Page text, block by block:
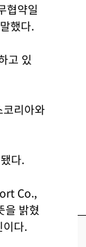
협약일
했다.
고 있
리아와
다.
Co.,
을 밝혔
이다.